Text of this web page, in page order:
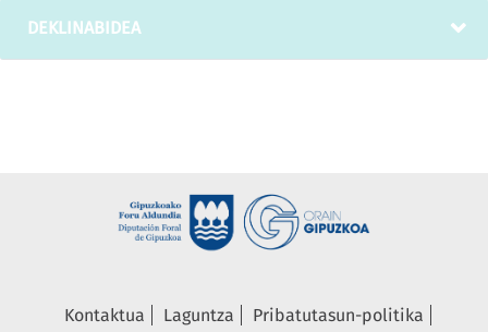
DEKLINABIDEA
Kontaktua Laguntza
Pribatutasun-politika